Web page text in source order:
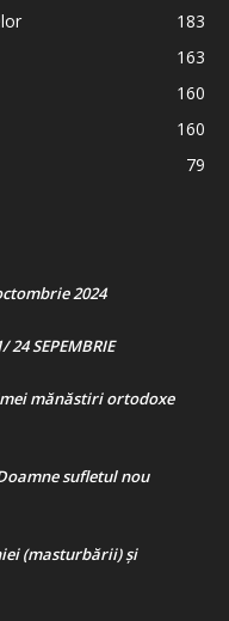
183
163
160
160
79
2024
24 SEPEMBRIE
mănăstiri ortodoxe
sufletul nou
(masturbării) şi